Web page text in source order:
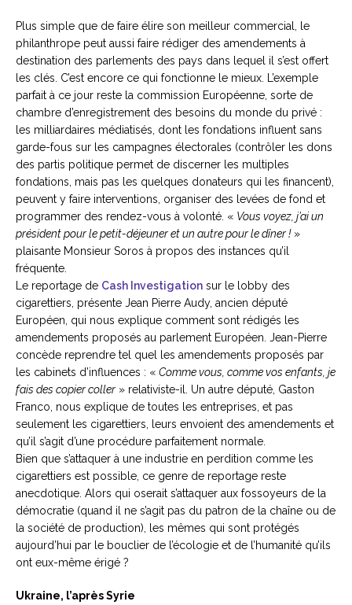
Plus simple que de faire élire son meilleur commercial, le
philanthrope peut aussi faire rédiger des amendements à
destination des parlements des pays dans lequel il s’est offert
les clés. C’est encore ce qui fonctionne le mieux. L’exemple
parfait à ce jour reste la commission Européenne, sorte de
chambre d’enregistrement des besoins du monde du privé :
les milliardaires médiatisés, dont les fondations influent sans
garde-fous sur les campagnes électorales (contrôler les dons
des partis politique permet de discerner les multiples
fondations, mais pas les quelques donateurs qui les financent),
peuvent y faire interventions, organiser des levées de fond et
programmer des rendez-vous à volonté. « Vous voyez, j’ai un
président pour le petit-déjeuner et un autre pour le dîner !»
plaisante Monsieur Soros à propos des instances qu’il
fréquente.
Le reportage de Cash Investigation sur le lobby des
cigarettiers, présente Jean Pierre Audy, ancien député
Européen, qui nous explique comment sont rédigés les
amendements proposés au parlement Européen. Jean-Pierre
concède reprendre tel quel les amendements proposés par
les cabinets d’influences : « Comme vous, comme vos enfants, je
fais des copier coller » relativiste-il. Un autre député, Gaston
Franco, nous explique de toutes les entreprises, et pas
seulement les cigarettiers, leurs envoient des amendements et
qu’il s’agit d’une procédure parfaitement normale.
Bien que s’attaquer à une industrie en perdition comme les
cigarettiers est possible, ce genre de reportage reste
anecdotique. Alors qui oserait s’attaquer aux fossoyeurs de la
démocratie (quand il ne s’agit pas du patron de la chaîne ou de
la société de production), les mêmes qui sont protégés
aujourd’hui par le bouclier de l’écologie et de l’humanité qu’ils
ont eux-même érigé ?
Ukraine, l’après Syrie